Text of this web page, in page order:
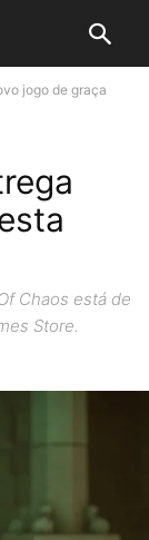
jogo de graça
Chaos está de
Store.